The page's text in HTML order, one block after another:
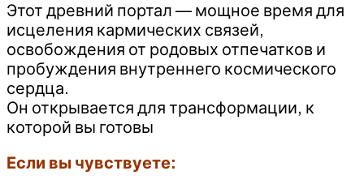
Этот древний портал — мощное время для
исцеления кармических связей,
освобождения от родовых отпечатков и
пробуждения внутреннего космического
сердца.
Он открывается для трансформации, к
которой вы готовы
Если вы чувствуете: